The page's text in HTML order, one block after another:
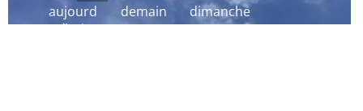
aujourd
´hui
demain dimanche